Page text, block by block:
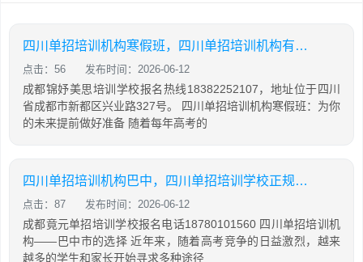
四川单招培训机构寒假班，四川单招培训机构有哪些
点击：56 发布时间：2026-06-12
成都锦妤美思培训学校报名热线18382252107，地址位于四川
省成都市新都区兴业路327号。 四川单招培训机构寒假班：为你
的未来提前做好准备 随着每年高考的
四川单招培训机构巴中，四川单招培训学校正规学校
点击：87 发布时间：2026-06-12
成都竟元单招培训学校报名电话18780101560 四川单招培训机
构——巴中市的选择 近年来，随着高考竞争的日益激烈，越来
越多的学生和家长开始寻求多种途径